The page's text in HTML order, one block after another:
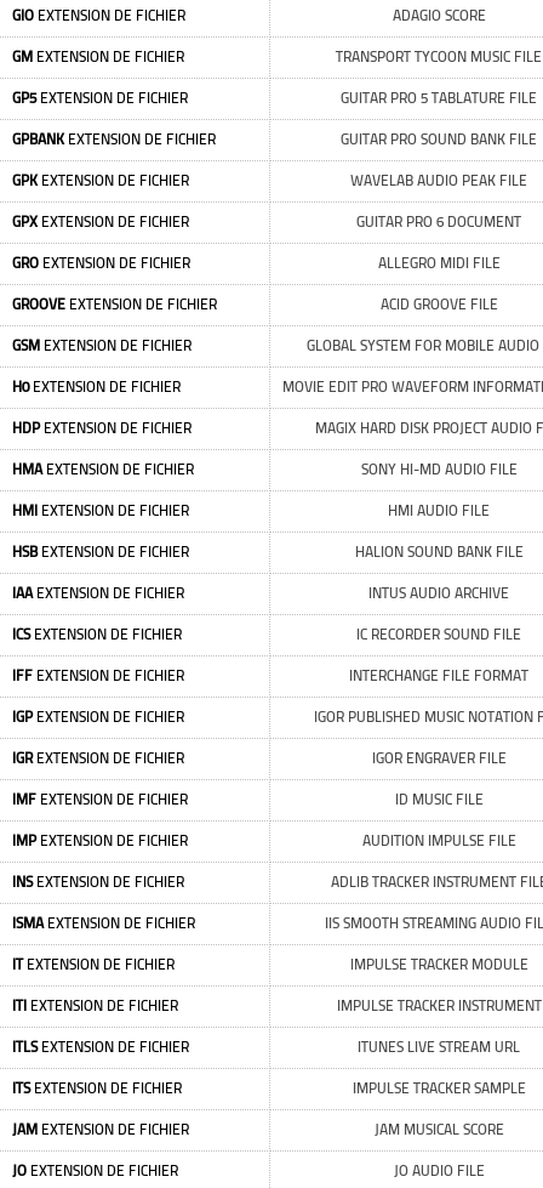
GIO EXTENSION DE FICHIER ADAGIO SCORE
GM EXTENSION DE FICHIER TRANSPORT TYCOON MUSIC FILE
GP5EXTENSION DE FICHIER GUITAR PRO 5 TABLATURE FILE
GPBANKEXTENSION DE FICHIER GUITAR PRO SOUND BANK FILE
GPKEXTENSION DE FICHIER WAVELAB AUDIO PEAK FILE
GPXEXTENSION DE FICHIER GUITAR PRO 6 DOCUMENT
GRO EXTENSION DE FICHIER ALLEGRO MIDI FILE
GROOVE EXTENSION DE FICHIER ACID GROOVE FILE
GSM EXTENSION DE FICHIER GLOBAL SYSTEM FOR MOBILE
H0EXTENSION DE FICHIER MOVIE EDIT PRO WAVEFORM
HDPEXTENSION DE FICHIER MAGIX HARD DISK PROJECT AUDIO
HMAEXTENSION DE FICHIER SONY HI-MD AUDIO FILE
HMI EXTENSION DE FICHIER HMI AUDIO FILE
HSBEXTENSION DE FICHIER HALION SOUND BANK FILE
IAAEXTENSION DE FICHIER INTUS AUDIO ARCHIVE
ICSEXTENSION DE FICHIER IC RECORDER SOUND FILE
IFF EXTENSION DE FICHIER INTERCHANGE FILE FORMAT
IGPEXTENSION DE FICHIER IGOR PUBLISHED MUSIC NOTATION
IGREXTENSION DE FICHIER IGOR ENGRAVER FILE
IMF EXTENSION DE FICHIER ID MUSIC FILE
IMPEXTENSION DE FICHIER AUDITION IMPULSE FILE
INSEXTENSION DE FICHIER ADLIB TRACKER INSTRUMENT
ISMAEXTENSION DE FICHIER IIS SMOOTH STREAMING AUDIO
ITEXTENSION DE FICHIER IMPULSE TRACKER MODULE
ITI EXTENSION DE FICHIER IMPULSE TRACKER INSTRUMENT
ITLSEXTENSION DE FICHIER ITUNES LIVE STREAM URL
ITSEXTENSION DE FICHIER IMPULSE TRACKER SAMPLE
JAM EXTENSION DE FICHIER JAM MUSICAL SCORE
JO EXTENSION DE FICHIER JO AUDIO FILE